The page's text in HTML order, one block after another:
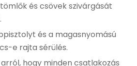
és csövek szivárgását
és a magasnyomású
e rajta sérülés.
hogy minden csatlakozás